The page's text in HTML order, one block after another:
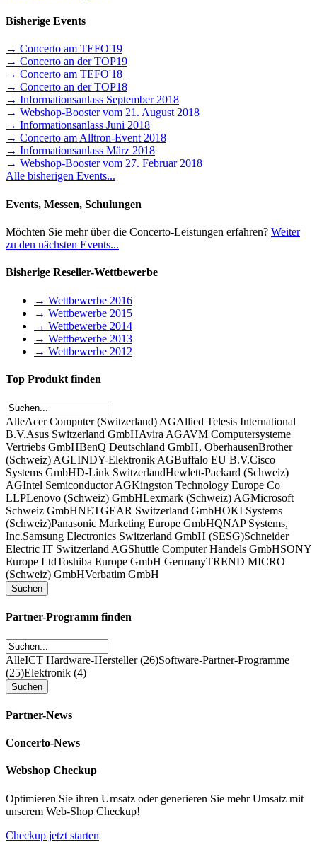
Bisherige Events
→ Concerto am TEFO'19
→ Concerto an der TOP19
→ Concerto am TEFO'18
→ Concerto an der TOP18
→ Informationsanlass September 2018
→ Webshop-Booster vom 21. August 2018
→ Informationsanlass Juni 2018
→ Concerto am Alltron-Event 2018
→ Informationsanlass März 2018
→ Webshop-Booster vom 27. Februar 2018
Alle bisherigen Events...
Events, Messen, Schulungen
Möchten Sie mehr über die Concerto-Leistungen erfahren? Weiter
zu den nächsten Events...
Bisherige Reseller-Wettbewerbe
→ Wettbewerbe 2016
→ Wettbewerbe 2015
→ Wettbewerbe 2014
→ Wettbewerbe 2013
→ Wettbewerbe 2012
Top Produkt finden
AlleAcer Computer (Switzerland) AGAllied Telesis International
B.V.Asus Switzerland GmbHAvira AGAVM Computersysteme
Vertriebs GmbHBenQ Deutschland GmbH, OberhausenBrother
(Schweiz) AGLINDY-Elektronik AGBuffalo EU B.V.Cisco
Systems GmbHD-Link SwitzerlandHewlett-Packard (Schweiz)
AGIntel Semiconductor AGKingston Technology Europe Co
LLPLenovo (Schweiz) GmbHLexmark (Schweiz) AGMicrosoft
Schweiz GmbHNETGEAR Switzerland GmbHOKI Systems
(Schweiz)Panasonic Marketing Europe GmbHQNAP Systems,
Inc.Samsung Electronics Switzerland GmbH (SESG)Schneider
Electric IT Switzerland AGShuttle Computer Handels GmbHSONY
Europe LtdToshiba Europe GmbH GermanyTREND MICRO
(Schweiz) GmbHVerbatim GmbH
Partner-Programm finden
AlleICT Hardware-Hersteller (26)Software-Partner-Programme
(25)Elektronik (4)
Partner-News
Concerto-News
Webshop Checkup
Optimieren Sie ihren Umsatz oder generieren Sie mehr Umsatz mit
unserem Web-Shop Checkup!
Checkup jetzt starten